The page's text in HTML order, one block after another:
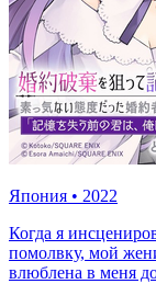
Япония • 2022
Когда я
помолвку, мой
влюблена в меня